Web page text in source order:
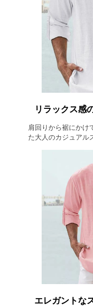
リラックス感
肩回りから裾にかけ
た大人のカジュアル
エレガントな